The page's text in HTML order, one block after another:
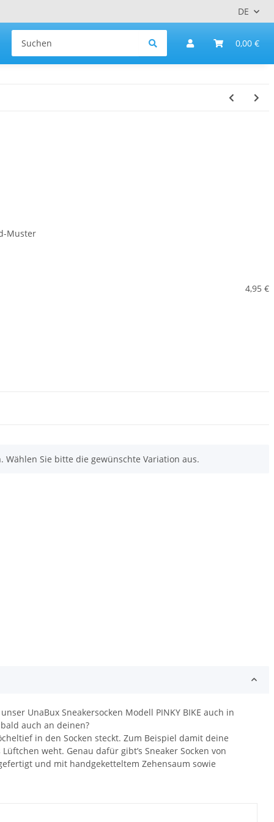
DE
0,00 €
Muster
4,95 €
Wählen Sie bitte die gewünschte Variation aus.
UnaBux Sneakersocken Modell PINKY BIKE auch in
auch an deinen?
in den Socken steckt. Zum Beispiel damit deine
weht. Genau dafür gibt’s Sneaker Socken von
und mit handgeketteltem Zehensaum sowie